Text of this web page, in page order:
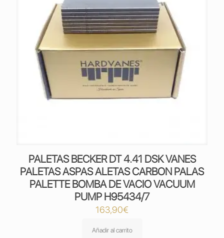
PALETAS BECKER DT 4.41 DSK VANES
PALETAS ASPAS ALETAS CARBON PALAS
PALETTE BOMBA DE VACIO VACUUM
PUMP H95434/7
163,90€
Añadir al carrito